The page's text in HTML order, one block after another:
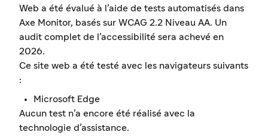
Web a été évalué à l’aide de tests automatisés dans
Axe Monitor, basés sur WCAG 2.2 Niveau AA. Un
audit complet de l’accessibilité sera achevé en
2026.
Ce site web a été testé avec les navigateurs suivants
:
Microsoft Edge
Aucun test n’a encore été réalisé avec la
technologie d’assistance.